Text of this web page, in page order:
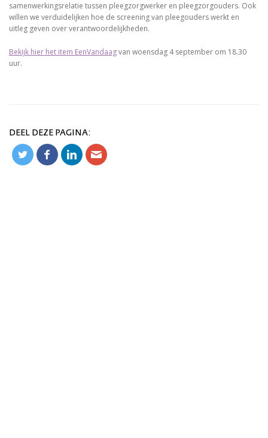
samenwerkingsrelatie tussen pleegzorgwerker en pleegzorgouders. Ook
willen we verduidelijken hoe de screening van pleegouders werkt en
uitleg geven over verantwoordelijkheden.
Bekijk hier het item EenVandaagvan woensdag 4 september om 18.30
uur.
DEEL DEZE PAGINA: